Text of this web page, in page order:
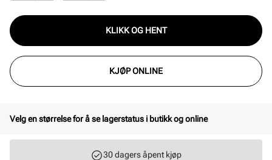
KLIKK OG HENT
KJØP ONLINE
Velg en størrelse for å se lagerstatus i butikk og online
30 dagers åpent kjøp